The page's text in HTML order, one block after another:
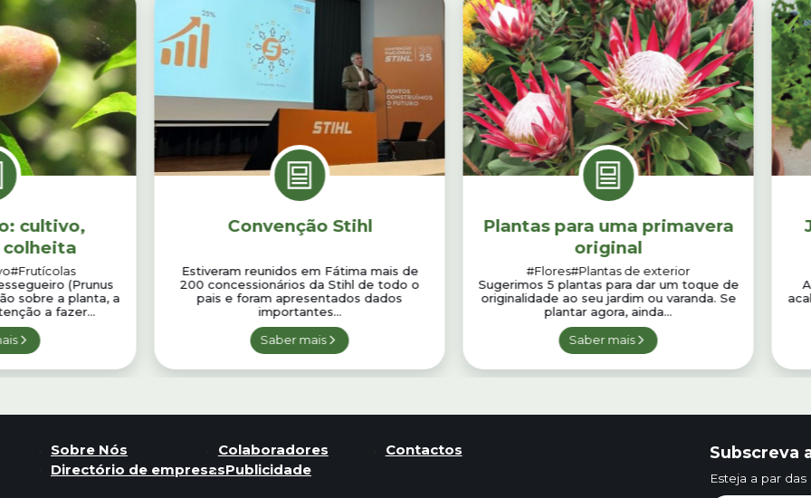
cultivo,
colheita
#Frutícolas
(Prunus
sobre a planta, a
a fazer...
Convenção Stihl
Estiveram reunidos em Fátima mais de
200 concessionários da Stihl de todo o
pais e foram apresentados dados
importantes...
Saber mais
Plantas para uma primavera
original
#Flores#Plantas de exterior
Sugerimos 5 plantas para dar um toque de
originalidade ao seu jardim ou varanda. Se
plantar agora, ainda...
Saber mais
Sobre Nós Colaboradores
Contactos
Directório de empresasPublicidade
Subscreva
Esteja a par